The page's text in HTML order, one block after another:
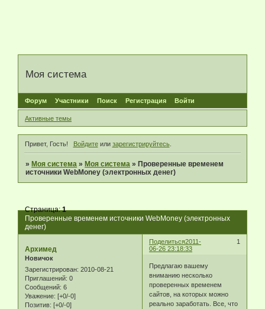
Моя система
Форум Участники Поиск Регистрация Войти
Активные темы
Привет, Гость! Войдитеили зарегистрируйтесь.
» Моя система » Моя система » Проверенные временем
источники WebMoney (электронных денег)
Проверенные временем источники WebMoney (электронных
денег)
Страница:1
Поделиться 1
2011-
06-26 23:18:33
Архимед
Новичок
Зарегистрирован: 2010-08-21
Приглашений: 0
Сообщений: 6
Уважение: [+0/-0]
Позитив: [+0/-0]
Предлагаю вашему
вниманию несколько
проверенных временем
сайтов, на которых можно
реально заработать. Все, что